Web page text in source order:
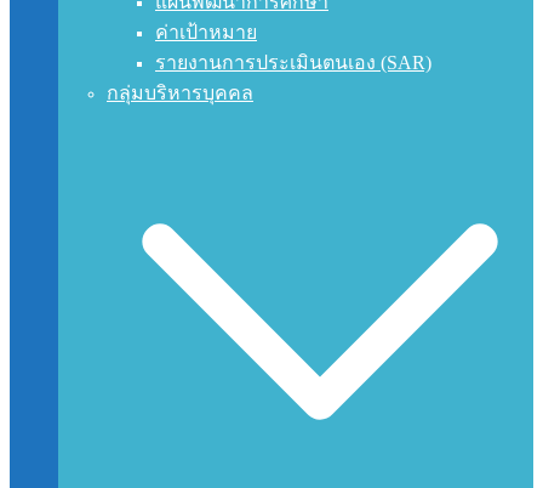
ค่าเป้าหมาย
รายงานการประเมินตนเอง (SAR)
กลุ่มบริหารบุคคล